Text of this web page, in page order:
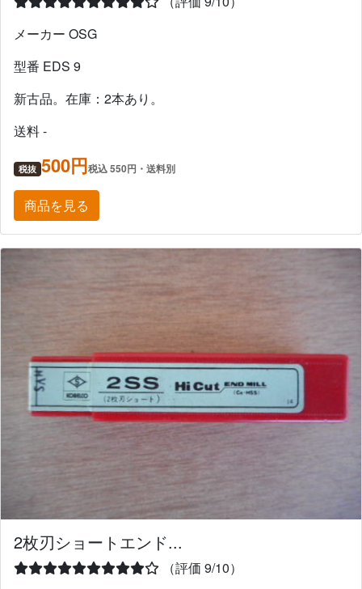
メーカー OSG
型番 EDS 9
新古品。在庫：2本あり。
送料 -
税抜 500円税込 550円・送料別
商品を見る
2枚刃ショートエンド...
（評価 9/10）